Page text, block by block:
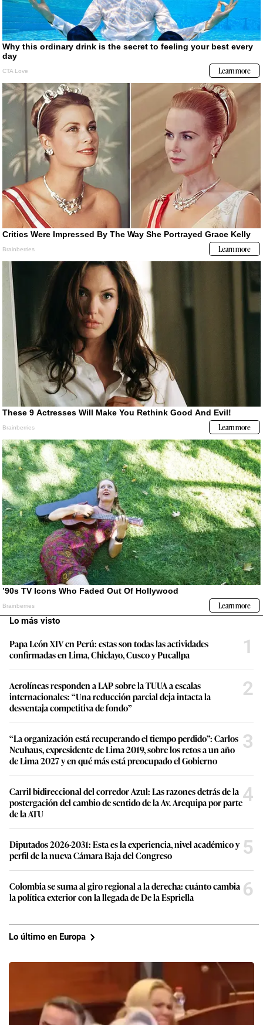
Lo más visto
Papa León XIV en Perú: estas son todas las actividades
confirmadas en Lima, Chiclayo, Cusco y Pucallpa
1
Aerolíneas responden a LAP sobre la TUUA a escalas
internacionales: “Una reducción parcial deja intacta la
desventaja competitiva de fondo”
2
“La organización está recuperando el tiempo perdido”: Carlos
Neuhaus, expresidente de Lima 2019, sobre los retos a un año
de Lima 2027 y en qué más está preocupado el Gobierno
3
Carril bidireccional del corredor Azul: Las razones detrás de la
postergación del cambio de sentido de la Av. Arequipa por parte
de la ATU
4
Diputados 2026-2031: Esta es la experiencia, nivel académico y
perfil de la nueva Cámara Baja del Congreso
5
Colombia se suma al giro regional a la derecha: cuánto cambia
la política exterior con la llegada de De la Espriella
6
Lo último en Europa